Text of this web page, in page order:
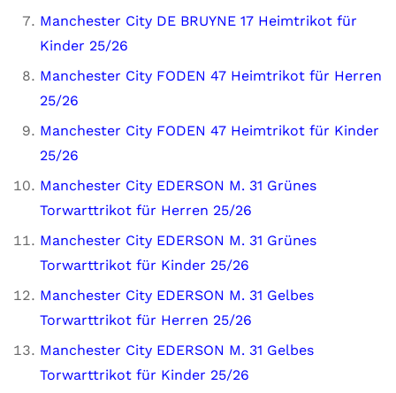
Manchester City DE BRUYNE 17 Heimtrikot für
Kinder 25/26
Manchester City FODEN 47 Heimtrikot für Herren
25/26
Manchester City FODEN 47 Heimtrikot für Kinder
25/26
Manchester City EDERSON M. 31 Grünes
Torwarttrikot für Herren 25/26
Manchester City EDERSON M. 31 Grünes
Torwarttrikot für Kinder 25/26
Manchester City EDERSON M. 31 Gelbes
Torwarttrikot für Herren 25/26
Manchester City EDERSON M. 31 Gelbes
Torwarttrikot für Kinder 25/26